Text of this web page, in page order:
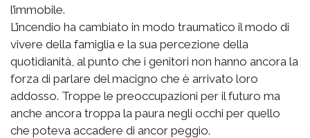
l’immobile.
L’incendio ha cambiato in modo traumatico il modo di
vivere della famiglia e la sua percezione della
quotidianità, al punto che i genitori non hanno ancora la
forza di parlare del macigno che è arrivato loro
addosso. Troppe le preoccupazioni per il futuro ma
anche ancora troppa la paura negli occhi per quello
che poteva accadere di ancor peggio.